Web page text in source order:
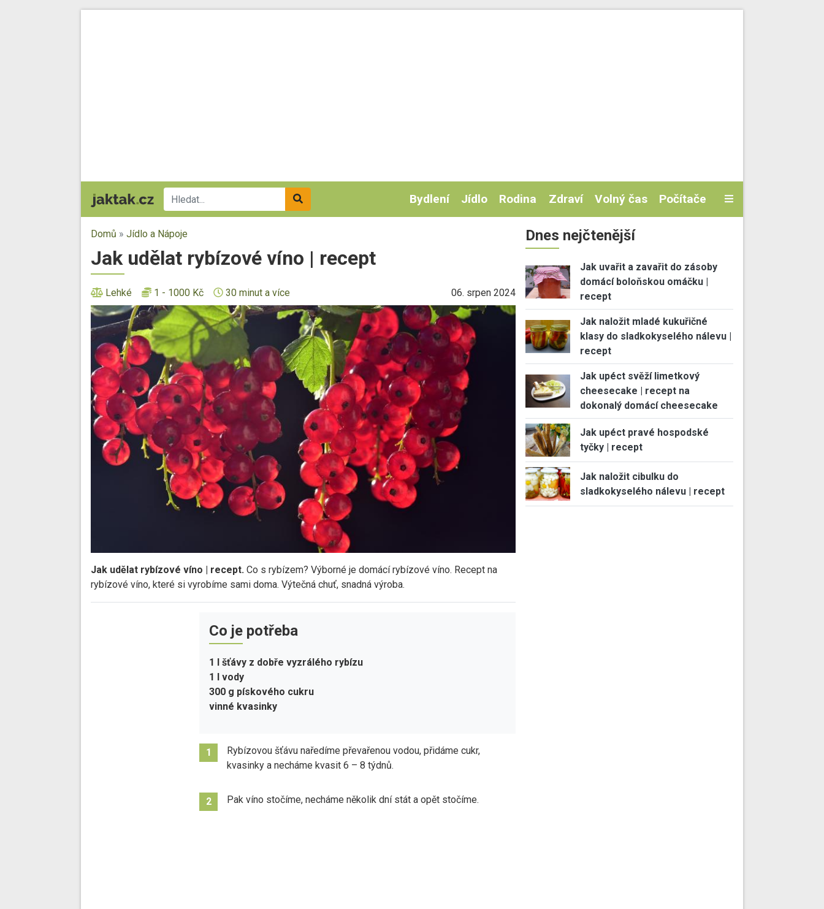
Bydlení Jídlo Rodina Zdraví Volný čas Počítače
Domů » Jídlo a Nápoje
Jak udělat rybízové víno | recept
Lehké 1 - 1000 Kč 30 minut a více 06. srpen 2024
Jak udělat rybízové víno | recept. Co s rybízem? Výborné je domácí rybízové víno. Recept na
rybízové víno, které si vyrobíme sami doma. Výtečná chuť, snadná výroba.
Co je potřeba
1 l šťávy z dobře vyzrálého rybízu
1 l vody
300 g pískového cukru
vinné kvasinky
1
Rybízovou šťávu naředíme převařenou vodou, přidáme cukr,
kvasinky a necháme kvasit 6 – 8 týdnů.
2 Pak víno stočíme, necháme několik dní stát a opět stočíme.
Dnes nejčtenější
Jak uvařit a zavařit do zásoby
domácí boloňskou omáčku |
recept
Jak naložit mladé kukuřičné
klasy do sladkokyselého nálevu |
recept
Jak upéct svěží limetkový
cheesecake | recept na
dokonalý domácí cheesecake
Jak upéct pravé hospodské
tyčky | recept
Jak naložit cibulku do
sladkokyselého nálevu | recept